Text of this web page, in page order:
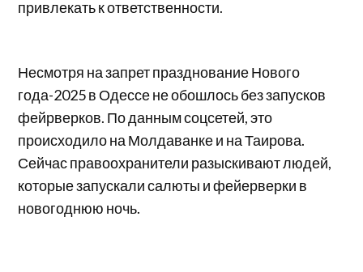
привлекать к ответственности.
Несмотря на запрет празднование Нового
года-2025 в Одессе не обошлось без запусков
фейрверков. По данным соцсетей, это
происходило на Молдаванке и на Таирова.
Сейчас правоохранители разыскивают людей,
которые запускали салюты и фейерверки в
новогоднюю ночь.